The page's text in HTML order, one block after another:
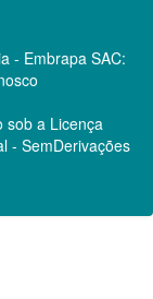
- Embrapa SAC:
sob a Licença
- SemDerivações